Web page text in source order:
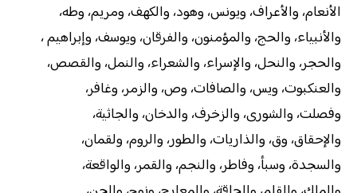
الأنعام، والأعراف، ويونس، وهود، والكهف، ومريم، وطه،
والأنبياء، والحج، والمؤمنون، والفرقان، ويوسف، وإبراهيم ،
والحجر، والنحل، والإسراء، والشعراء، والنمل، والقصص،
والعنكبوت، ويس، والصافات، وص، والزمر، وغافر،
وفصلت، والشورى، والزخرف، والدخان، والجاثية،
والإحقاق، وق، والذاريات، والطور، والروم، ولقمان،
والسجدة، وسبأ، وفاطر، والنجم، والقمر، والواقعة،